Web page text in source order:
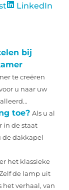
LinkedIn
bij
te creëren
u naar uw
toe? Als u al
in de staat
de dakkapel
het klassieke
de lamp uit
het verhaal, van